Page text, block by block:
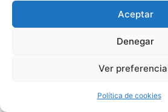
Aceptar
Denegar
Ver
Política de cookies